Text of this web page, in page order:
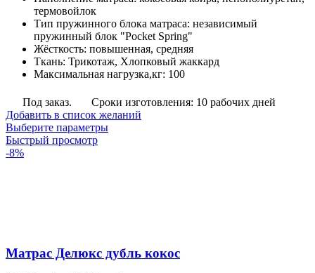
термовойлок
Тип пружинного блока матраса: независимый
пружинный блок "Pocket Spring"
Жёсткость: повышенная, средняя
Ткань: Трикотаж, Хлопковый жаккард
Максимальная нагрузка,кг: 100
Под заказ.
Сроки изготовления: 10 рабочих дней
Добавить в список желаний
Выберите параметрыЭтот
товара.
Быстрый просмотр
-8%
Матрас Делюкс дубль кокос